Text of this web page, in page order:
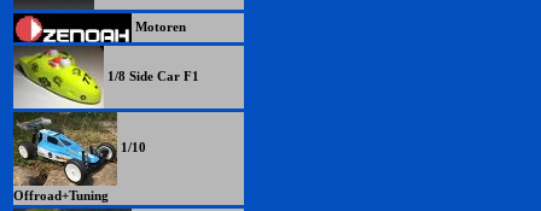
Motoren
1/8 Side Car F1
1/10
Offroad+Tuning